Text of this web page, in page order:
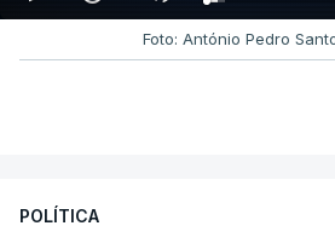
Foto: António Pedro
POLÍTICA